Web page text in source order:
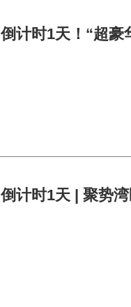
倒计时1天！“超
倒计时1天 | 聚势